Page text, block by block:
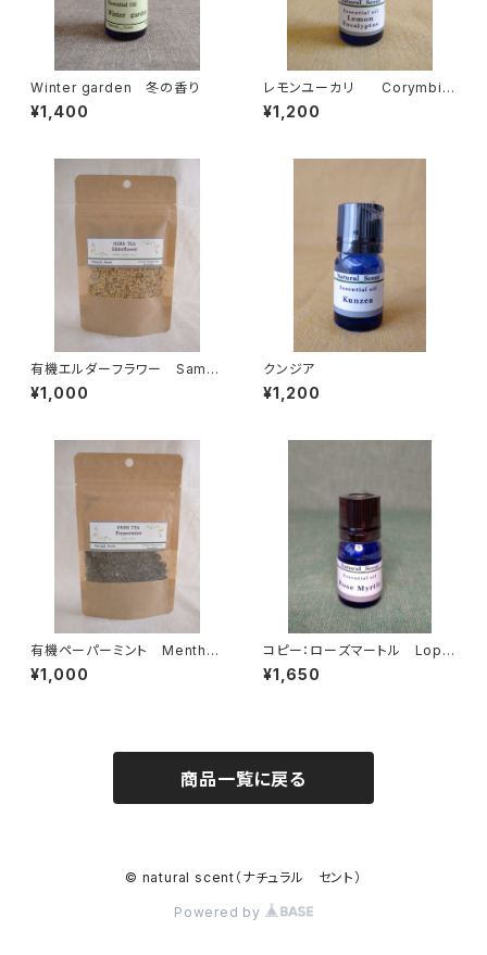
Winter garden 冬の香り
¥1,400
レモンユーカリ Corymbia
citriodora
¥1,200
有機エルダーフラワー Samb
ucus nigra
¥1,000
クンジア
¥1,200
有機ペーパーミント Mentha
piperita
¥1,000
コピー：ローズマートル Lopt
ospermum petersonil 'Va
riety B'
¥1,650
商品一覧に戻る
© natural scent（ナチュラル セント）
Powered by